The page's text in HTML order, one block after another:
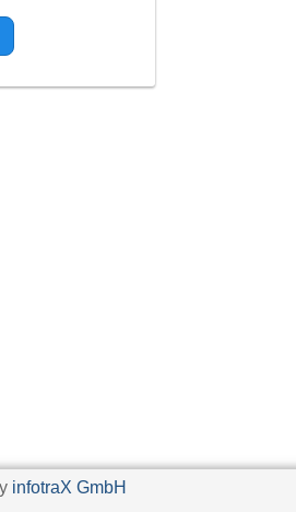
infotraX GmbH